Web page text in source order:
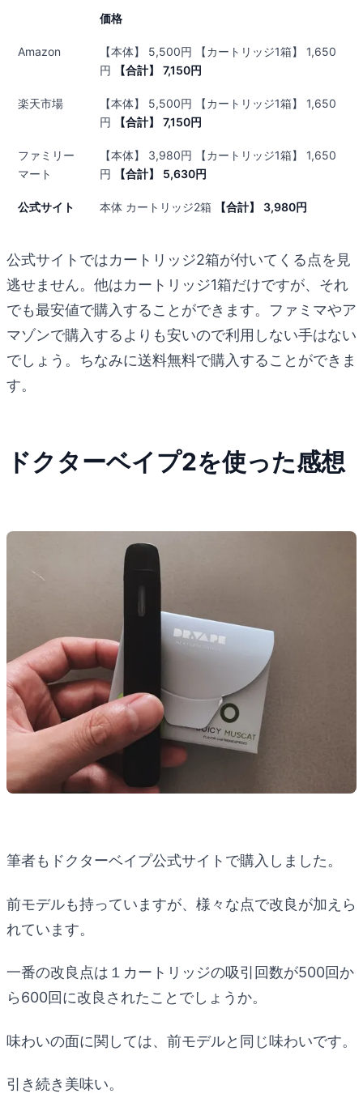
価格
Amazon
【本体】 5,500円 【カートリッジ1箱】 1,650
円
【合計】 7,150円
楽天市場
【本体】 5,500円 【カートリッジ1箱】 1,650
円
【合計】 7,150円
ファミリー
マート
【本体】 3,980円 【カートリッジ1箱】 1,650
円
【合計】 5,630円
公式サイト 本体 カートリッジ2箱 【合計】 3,980円
公式サイトではカートリッジ2箱が付いてくる点を見
逃せません。他はカートリッジ1箱だけですが、それ
でも最安値で購入することができます。ファミマやア
マゾンで購入するよりも安いので利用しない手はない
でしょう。ちなみに送料無料で購入することができま
す。
ドクターベイプ2を使った感想
筆者もドクターベイプ公式サイトで購入しました。
前モデルも持っていますが、様々な点で改良が加えら
れています。
一番の改良点は１カートリッジの吸引回数が500回か
ら600回に改良されたことでしょうか。
味わいの面に関しては、前モデルと同じ味わいです。
引き続き美味い。